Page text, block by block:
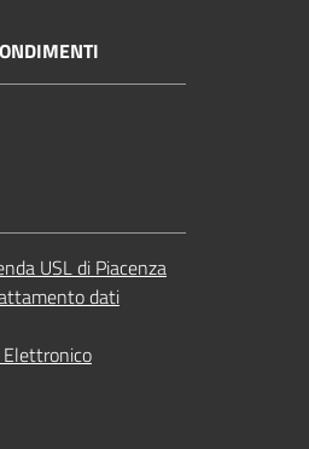
USL di Piacenza
dati
Elettronico